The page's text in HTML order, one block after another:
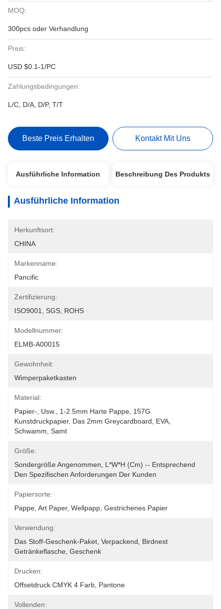
MOQ:
300pcs oder Verhandlung
Preis:
USD $0.1-1/PC
Zahlungsbedingungen:
L/C, D/A, D/P, T/T
Beste Preis Erhalten Kontakt Mit Uns
Ausführliche Information Beschreibung Des Produkts
Ausführliche Information
Herkunftsort:
CHINA
Markenname:
Pancific
Zertifizierung:
ISO9001, SGS, ROHS
Modellnummer:
ELMB-A00015
Gewohnheit:
Wimperpaketkasten
Material:
Papier-, Usw., 1-2.5mm Harte Pappe, 157G
Kunstdruckpapier, Das 2mm Greycardboard, EVA,
Schwamm, Samt
Größe:
Sondergröße Angenommen, L*W*H (cm) -- Entsprechend
Den Spezifischen Anforderungen Der Kunden
Papiersorte:
Pappe, Art Paper, Wellpapp, Gestrichenes Papier
Verwendung:
Das Stoff-Geschenk-Paket, Verpackend, Birdnest
Getränkeflasche, Geschenk
Drucken:
Offsetdruck CMYK 4 Farb, Pantone
Vollenden: